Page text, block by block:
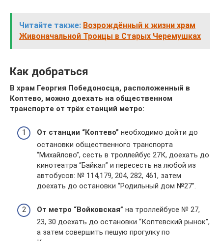
Читайте также: Возрождённый к жизни храм
Живоначальной Троицы в Старых Черемушках
Как добраться
В храм Георгия Победоносца, расположенный в
Коптево, можно доехать на общественном
транспорте от трёх станций метро:
От станции “Коптево” необходимо дойти до
остановки общественного транспорта
“Михайлово”, сесть в троллейбус 27К, доехать до
кинотеатра “Байкал” и пересесть на любой из
автобусов: № 114,179, 204, 282, 461, затем
доехать до остановки “Родильный дом №27”.
От метро “Войковская” на троллейбусе № 27,
23, 30 доехать до остановки “Коптевский рынок”,
а затем совершить пешую прогулку по